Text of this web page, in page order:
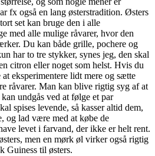
fx også en lang østerstradition. Østers
set kan bruge den i alle
med alle mulige råvarer, hvor den
Du kan både grille, pochere og
har to tre stykker, synes jeg, den skal
citron eller noget som helst. Hvis du
eksperimentere lidt mere og sætte
råvarer. Man kan blive rigtig syg af at
undgås ved at følge et par
spises levende, så kasser altid dem,
og lad være med at købe de
levet i farvand, der ikke er helt rent.
men en mørk øl virker også rigtig
Guiness til østers.